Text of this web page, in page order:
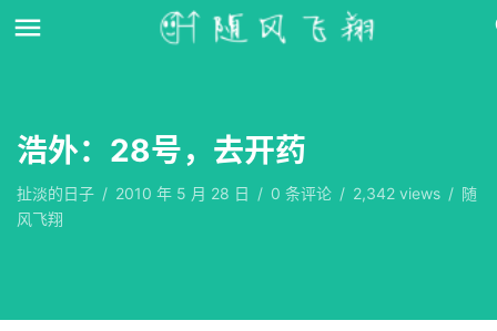
浩外：28号，去开药
扯淡的日子 / 2010 年 5 月 28 日 / 0 条评论 / 2,342 views / 随
风飞翔